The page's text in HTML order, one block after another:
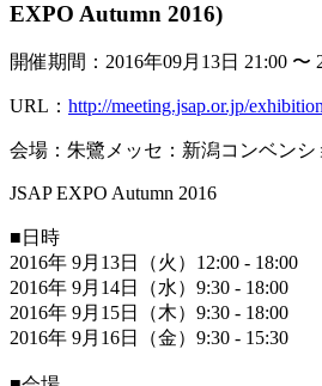
EXPO Autumn 2016)
開催期間：2016年09月13日 21:00 〜
URL： http://meeting.jsap.or.jp/
会場：朱鷺メッセ：新潟コンベンシ
JSAP EXPO Autumn 2016
■日時
2016年 9月13日（火）12:00 - 18:00
2016年 9月14日（水）9:30 - 18:00
2016年 9月15日（木）9:30 - 18:00
2016年 9月16日（金）9:30 - 15:30